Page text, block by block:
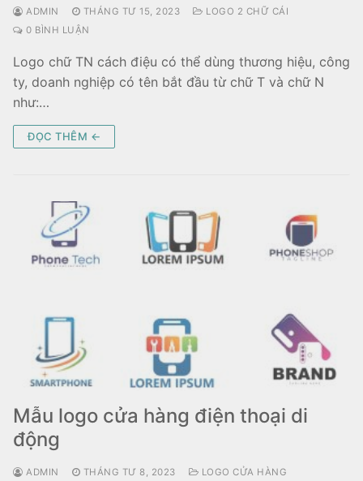
ADMIN THÁNG TƯ 15, 2023
LOGO 2 CHỮ CÁI
0 BÌNH LUẬN
Logo chữ TN cách điệu có thể dùng thương hiệu, công
ty, doanh nghiệp có tên bắt đầu từ chữ T và chữ N
như:…
ĐỌC THÊM ←
Mẫu logo cửa hàng điện thoại di
động
ADMIN THÁNG TƯ 8, 2023
LOGO CỬA HÀNG